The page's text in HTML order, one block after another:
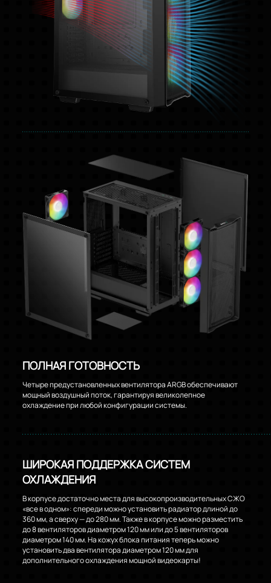
ПОЛНАЯ ГОТОВНОСТЬ
Четыре предустановленных вентилятора ARGB обеспечивают
мощный воздушный поток, гарантируя великолепное
охлаждение при любой конфигурации системы.
ШИРОКАЯ ПОДДЕРЖКА СИСТЕМ
ОХЛАЖДЕНИЯ
В корпусе достаточно места для высокопроизводительных СЖО
«все в одном»: спереди можно установить радиатор длиной до
360 мм, а сверху — до 280 мм. Также в корпусе можно разместить
до 8 вентиляторов диаметром 120 мм или до 5 вентиляторов
диаметром 140 мм. На кожух блока питания теперь можно
установить два вентилятора диаметром 120 мм для
дополнительного охлаждения мощной видеокарты!